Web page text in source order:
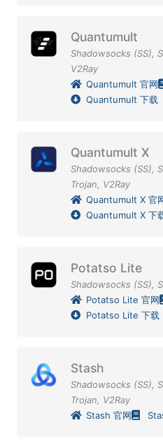
Quantumult
Shadowsocks (SS),
V2Ray
Quantumult 官网
Quantumult 下载
Quantumult X
Shadowsocks (SS),
Trojan, V2Ray
Quantumult X 官
Quantumult X 下
Potatso Lite
Shadowsocks (SS),
Potatso Lite 官网
Potatso Lite 下载
Stash
Shadowsocks (SS),
Trojan, V2Ray
Stash 官网